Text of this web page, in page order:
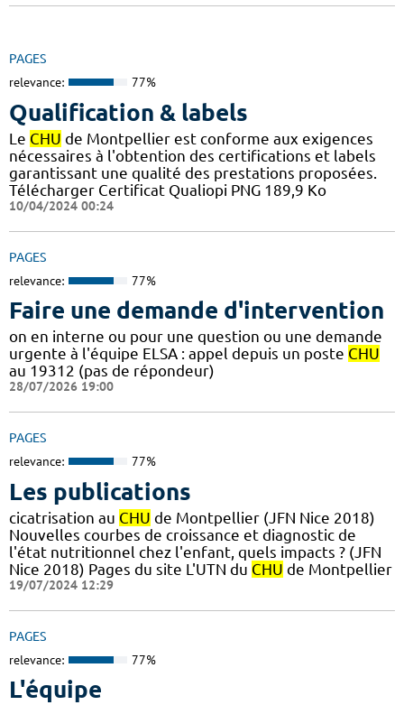
PAGES
relevance: 77%
Qualification & labels
Le CHU de Montpellier est conforme aux exigences
nécessaires à l'obtention des certifications et labels
garantissant une qualité des prestations proposées.
Télécharger Certificat Qualiopi PNG 189,9 Ko
10/04/2024 00:24
PAGES
relevance: 77%
Faire une demande d'intervention
on en interne ou pour une question ou une demande
urgente à l'équipe ELSA : appel depuis un poste CHU
au 19312 (pas de répondeur)
28/07/2026 19:00
PAGES
relevance: 77%
Les publications
cicatrisation au CHU de Montpellier (JFN Nice 2018)
Nouvelles courbes de croissance et diagnostic de
l'état nutritionnel chez l'enfant, quels impacts ? (JFN
Nice 2018) Pages du site L'UTN du CHU de Montpellier
19/07/2024 12:29
PAGES
relevance: 77%
L'équipe